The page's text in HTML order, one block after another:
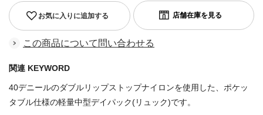
お気に入りに追加する
この商品について問い合わせる
関連 KEYWORD
40デニールのダブルリップストップナイロンを使用した、ポケッ
タブル仕様の軽量中型デイパック(リュック)です。